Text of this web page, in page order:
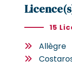
15
Allègre